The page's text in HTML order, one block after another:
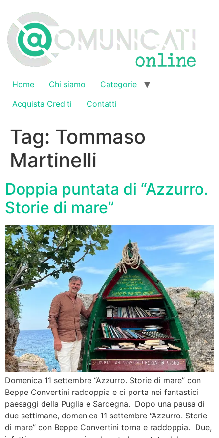
contenuto
Home Chi siamo
Categorie
Acquista Crediti
Contatti
Tag: Tommaso
Martinelli
Doppia puntata di “Azzurro.
Storie di mare”
Domenica 11 settembre “Azzurro. Storie di mare” con
Beppe Convertini raddoppia e ci porta nei fantastici
paesaggi della Puglia e Sardegna. Dopo una pausa di
due settimane, domenica 11 settembre “Azzurro. Storie
di mare” con Beppe Convertini torna e raddoppia. Due,